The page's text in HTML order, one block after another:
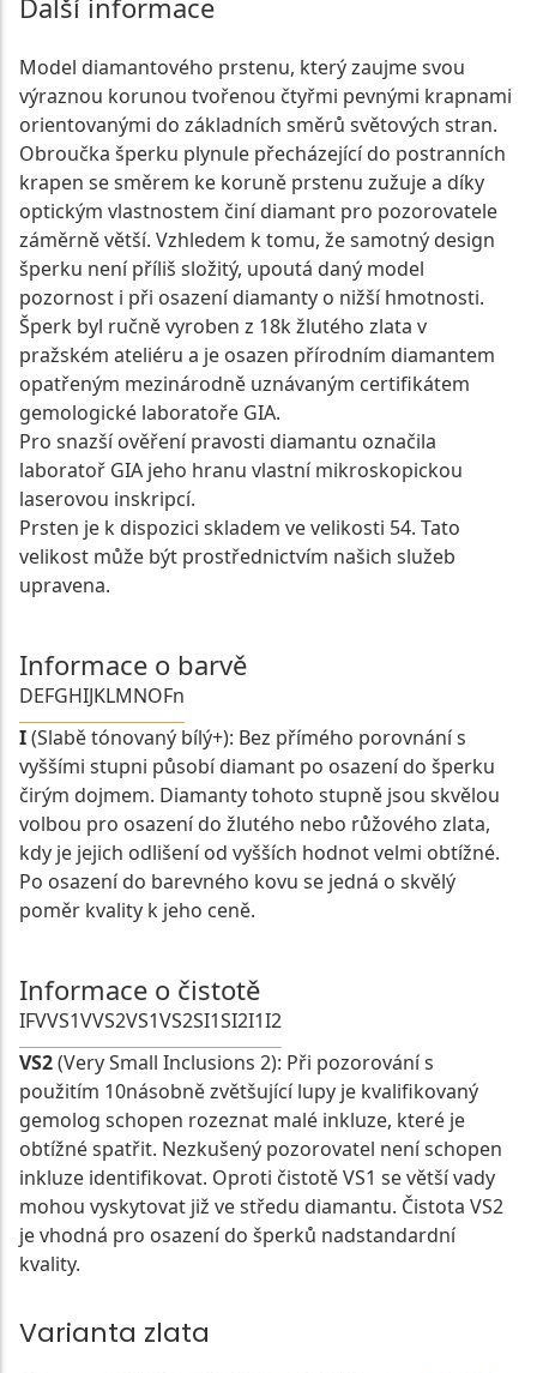
Další informace
Model diamantového prstenu, který zaujme svou
výraznou korunou tvořenou čtyřmi pevnými krapnami
orientovanými do základních směrů světových stran.
Obroučka šperku plynule přecházející do postranních
krapen se směrem ke koruně prstenu zužuje a díky
optickým vlastnostem činí diamant pro pozorovatele
záměrně větší. Vzhledem k tomu, že samotný design
šperku není příliš složitý, upoutá daný model
pozornost i při osazení diamanty o nižší hmotnosti.
Šperk byl ručně vyroben z 18k žlutého zlata v
pražském ateliéru a je osazen přírodním diamantem
opatřeným mezinárodně uznávaným certifikátem
gemologické laboratoře GIA.
Pro snazší ověření pravosti diamantu označila
laboratoř GIA jeho hranu vlastní mikroskopickou
laserovou inskripcí.
Prsten je k dispozici skladem ve velikosti 54. Tato
velikost může být prostřednictvím našich služeb
upravena.
Informace o barvě
DEFGHIJKLMNOFn
I(Slabě tónovaný bílý+): Bez přímého porovnání s
vyššími stupni působí diamant po osazení do šperku
čirým dojmem. Diamanty tohoto stupně jsou skvělou
volbou pro osazení do žlutého nebo růžového zlata,
kdy je jejich odlišení od vyšších hodnot velmi obtížné.
Po osazení do barevného kovu se jedná o skvělý
poměr kvality k jeho ceně.
Informace o čistotě
IFVVS1VVS2VS1VS2SI1SI2I1I2
VS2(Very Small Inclusions 2): Při pozorování s
použitím 10násobně zvětšující lupy je kvalifikovaný
gemolog schopen rozeznat malé inkluze, které je
obtížné spatřit. Nezkušený pozorovatel není schopen
inkluze identifikovat. Oproti čistotě VS1 se větší vady
mohou vyskytovat již ve středu diamantu. Čistota VS2
je vhodná pro osazení do šperků nadstandardní
kvality.
Varianta zlata